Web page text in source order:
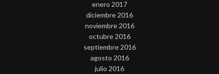
enero 2017
diciembre 2016
noviembre 2016
octubre 2016
septiembre 2016
agosto 2016
julio 2016